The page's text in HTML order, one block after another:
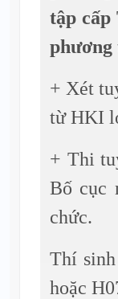
tập cấp
phương
+ Xét
từ HKI
+ Thi
Bố cục
chức.
Thí
hoặc